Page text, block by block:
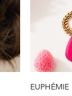
EUPHÉMIE